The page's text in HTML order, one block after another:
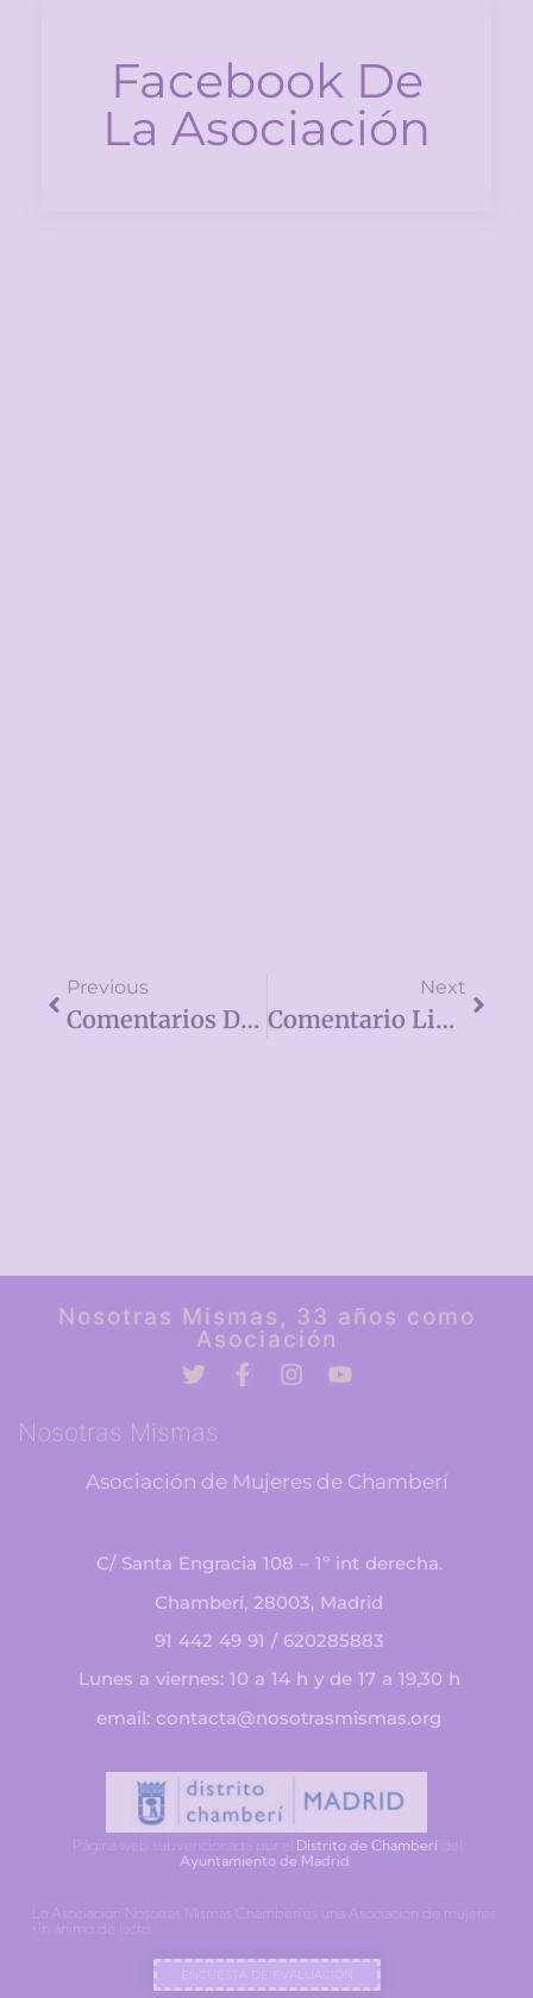
Facebook De
La Asociación
Previous
Comentarios De Libros Leídos
Next
Comentario Libro «Los Lobos De Praga»
Nosotras Mismas, 33 años como
Asociación
Nosotras Mismas
Asociación de Mujeres de Chamberí
C/ Santa Engracia 108 – 1º int derecha.
Chamberí, 28003, Madrid
91 442 49 91 / 620285883
Lunes a viernes: 10 a 14 h y de 17 a 19,30 h
email: contacta@nosotrasmismas.org
Página web subvencionada por el Distrito de Chamberídel
Ayuntamiento de Madrid
La Asociación Nosotras Mismas Chamberí es una Asociación de mujeres
sin ánimo de lucro.
ENCUESTA DE EVALUACIÓN